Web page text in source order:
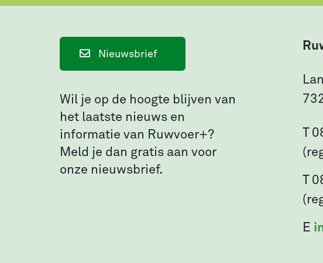
Nieuwsbrief
Wil je op de hoogte blijven van
het laatste nieuws en
informatie van Ruwvoer+?
Meld je dan gratis aan voor
onze nieuwsbrief.
T
T
E